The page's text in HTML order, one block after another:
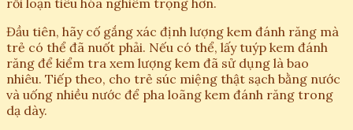
rối loạn tiêu hóa nghiêm trọng hơn.
Đầu tiên, hãy cố gắng xác định lượng kem đánh răng mà
trẻ có thể đã nuốt phải. Nếu có thể, lấy tuýp kem đánh
răng để kiểm tra xem lượng kem đã sử dụng là bao
nhiêu. Tiếp theo, cho trẻ súc miệng thật sạch bằng nước
và uống nhiều nước để pha loãng kem đánh răng trong
dạ dày.